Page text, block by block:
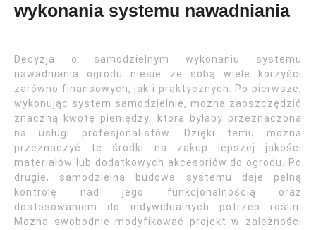
wykonania systemu nawadniania
Decyzja o samodzielnym wykonaniu systemu
nawadniania ogrodu niesie ze sobą wiele korzyści
zarówno finansowych, jak i praktycznych. Po pierwsze,
wykonując system samodzielnie, można zaoszczędzić
znaczną kwotę pieniędzy, która byłaby przeznaczona
na usługi profesjonalistów. Dzięki temu można
przeznaczyć te środki na zakup lepszej jakości
materiałów lub dodatkowych akcesoriów do ogrodu. Po
drugie, samodzielna budowa systemu daje pełną
kontrolę nad jego funkcjonalnością oraz
dostosowaniem do indywidualnych potrzeb roślin.
Można swobodnie modyfikować projekt w zależności